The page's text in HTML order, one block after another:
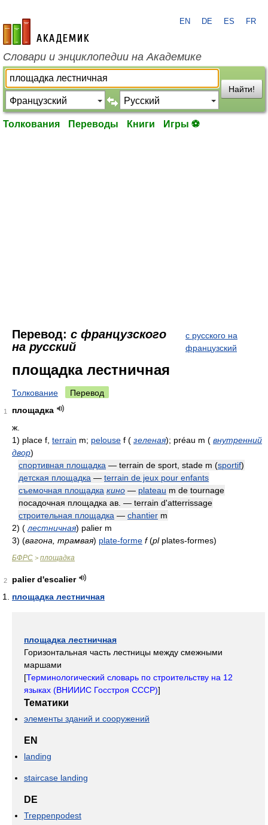
academic.ru
EN DE ES FR
Словари и энциклопедии на Академике
Найти!
Толкования Переводы Книги Игры ⚽
Перевод: с французского
на русский
с русского на
французский
площадка лестничная
Толкование Перевод
1
площадка
ж.
1) place f, terrain m; pelouse f ( зеленая); préau m ( внутренний
двор)
спортивная площадка — terrain de sport, stade m (sportif)
детская площадка — terrain de jeux pour enfants
съемочная площадка кино — plateau m de tournage
посадочная площадка ав. — terrain d'atterrissage
строительная площадка — chantier m
2) ( лестничная) palier m
3) (вагона, трамвая) plate-forme f(plplates-formes)
БФРС > площадка
2
palier d'escalier
площадка лестничная
площадка лестничная
Горизонтальная часть лестницы между смежными
маршами
[Терминологический словарь по строительству на 12
языках (ВНИИИС Госстроя СССР)]
Тематики
элементы зданий и сооружений
EN
landing
staircase landing
DE
Treppenpodest